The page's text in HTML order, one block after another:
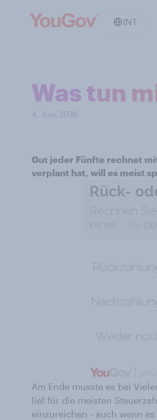
INT
Was tun
4. Juni 2016
Gut jeder Fünfte rechnet
verplant hat, will es meist
Am Ende musste es bei
lief für die meisten
einzureichen - auch wenn